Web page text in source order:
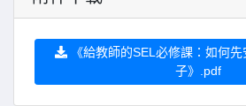
《給教師的SEL必修課：如何
子》.pdf